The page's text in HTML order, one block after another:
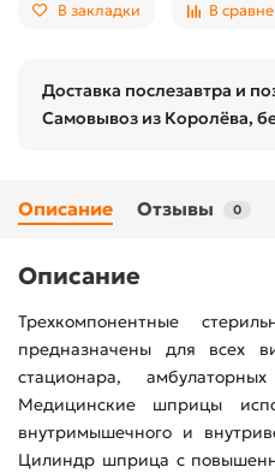
В закладки В
Доставка послезавтра и
Самовывоз из Королёва,
Описание Отзывы 0
Описание
Трехкомпонентные
предназначены для всех
стационара,
Медицинские шприцы
внутримышечного и
Цилиндр шприца с